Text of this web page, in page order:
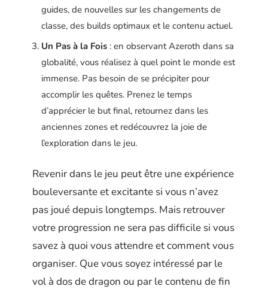
guides, de nouvelles sur les changements de
classe, des builds optimaux et le contenu actuel.
Un Pas à la Fois : en observant Azeroth dans sa
globalité, vous réalisez à quel point le monde est
immense. Pas besoin de se précipiter pour
accomplir les quêtes. Prenez le temps
d’apprécier le but final, retournez dans les
anciennes zones et redécouvrez la joie de
l’exploration dans le jeu.
Revenir dans le jeu peut être une expérience
bouleversante et excitante si vous n’avez
pas joué depuis longtemps. Mais retrouver
votre progression ne sera pas difficile si vous
savez à quoi vous attendre et comment vous
organiser. Que vous soyez intéressé par le
vol à dos de dragon ou par le contenu de fin